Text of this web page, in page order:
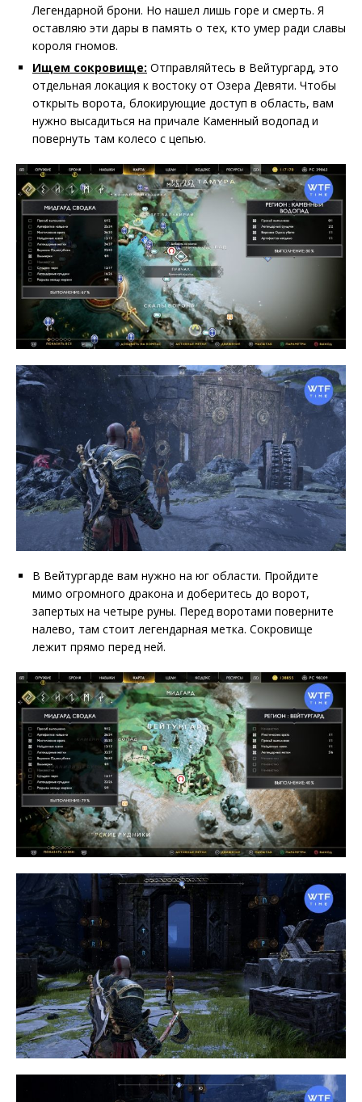
Легендарной брони. Но нашел лишь горе и смерть. Я
оставляю эти дары в память о тех, кто умер ради славы
короля гномов.
Ищем сокровище: Отправляйтесь в Вейтургард, это
отдельная локация к востоку от Озера Девяти. Чтобы
открыть ворота, блокирующие доступ в область, вам
нужно высадиться на причале Каменный водопад и
повернуть там колесо с цепью.
В Вейтургарде вам нужно на юг области. Пройдите
мимо огромного дракона и доберитесь до ворот,
запертых на четыре руны. Перед воротами поверните
налево, там стоит легендарная метка. Сокровище
лежит прямо перед ней.